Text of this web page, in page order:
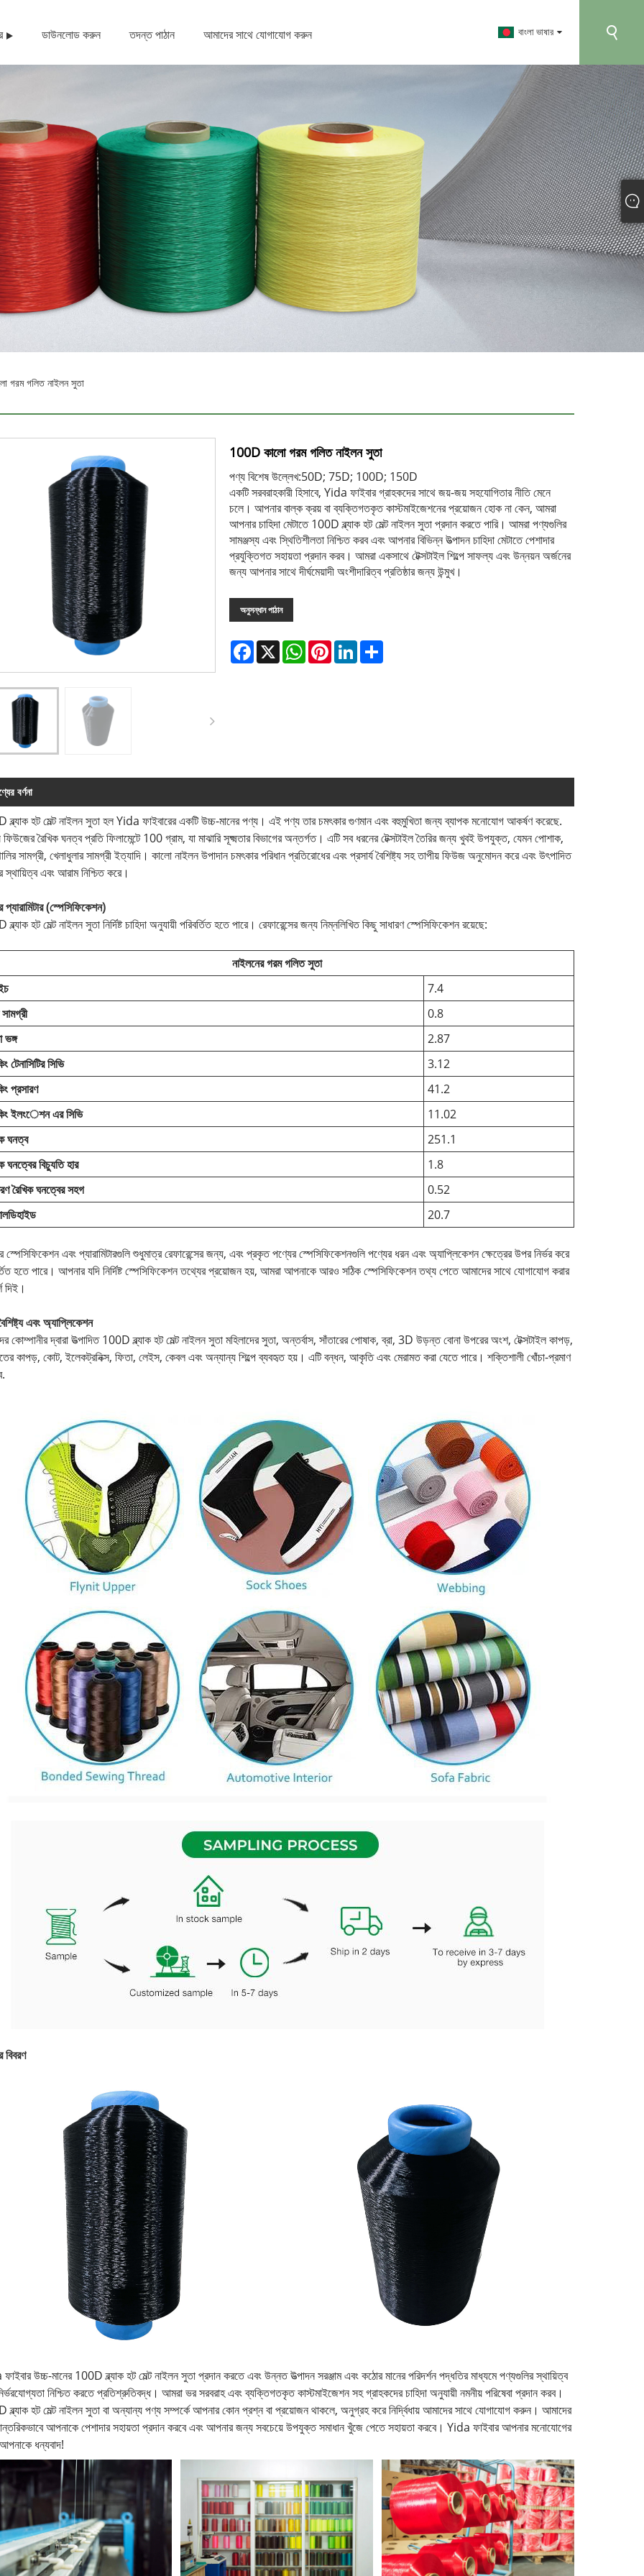
ডাউনলোড করুন তদন্ত পাঠান আমাদের সাথে যোগাযোগ করুন বাংলা ভাষার
গরম গলিত নাইলন সুতা
100D কালো গরম গলিত নাইলন সুতা
পণ্য বিশেষ উল্লেখ:50D; 75D; 100D; 150D
একটি সরবরাহকারী হিসাবে, Yida ফাইবার গ্রাহকদের সাথে জয়-জয় সহযোগিতার নীতি মেনে
চলে। আপনার বাল্ক ক্রয় বা ব্যক্তিগতকৃত কাস্টমাইজেশনের প্রয়োজন হোক না কেন, আমরা
আপনার চাহিদা মেটাতে 100D ব্ল্যাক হট মেল্ট নাইলন সুতা প্রদান করতে পারি। আমরা পণ্যগুলির
সামঞ্জস্য এবং স্থিতিশীলতা নিশ্চিত করব এবং আপনার বিভিন্ন উত্পাদন চাহিদা মেটাতে পেশাদার
প্রযুক্তিগত সহায়তা প্রদান করব। আমরা একসাথে টেক্সটাইল শিল্পে সাফল্য এবং উন্নয়ন অর্জনের
জন্য আপনার সাথে দীর্ঘমেয়াদী অংশীদারিত্ব প্রতিষ্ঠার জন্য উন্মুখ।
অনুসন্ধান পাঠান
Facebook
X WhatsAppPinterestLinkedInShare
বর্ণনা
ব্ল্যাক হট মেল্ট নাইলন সুতা হল Yida ফাইবারের একটি উচ্চ-মানের পণ্য। এই পণ্য তার চমৎকার গুণমান এবং বহুমুখিতা জন্য ব্যাপক মনোযোগ আকর্ষণ করেছে.
ফিউজের রৈখিক ঘনত্ব প্রতি ফিলামেন্টে 100 গ্রাম, যা মাঝারি সূক্ষ্মতার বিভাগের অন্তর্গত। এটি সব ধরনের টেক্সটাইল তৈরির জন্য খুবই উপযুক্ত, যেমন পোশাক,
সামগ্রী, খেলাধুলার সামগ্রী ইত্যাদি। কালো নাইলন উপাদান চমৎকার পরিধান প্রতিরোধের এবং প্রসার্য বৈশিষ্ট্য সহ তাপীয় ফিউজ অনুমোদন করে এবং উৎপাদিত
স্থায়িত্ব এবং আরাম নিশ্চিত করে।
প্যারামিটার (স্পেসিফিকেশন)
হট মেল্ট নাইলন সুতা নির্দিষ্ট চাহিদা অনুযায়ী পরিবর্তিত হতে পারে। রেফারেন্সের জন্য নিম্নলিখিত কিছু সাধারণ স্পেসিফিকেশন রয়েছে:
নাইলনের গরম গলিত সুতা
7.4
0.8
ভঙ্গ
2.87
টেনাসিটির সিভি
3.12
প্রসারণ
41.2
ইলংেশন এর সিভি
11.02
ঘনত্ব
251.1
ঘনত্বের বিচ্যুতি হার
1.8
রৈখিক ঘনত্বের সহগ
0.52
20.7
স্পেসিফিকেশন এবং প্যারামিটারগুলি শুধুমাত্র রেফারেন্সের জন্য, এবং প্রকৃত পণ্যের স্পেসিফিকেশনগুলি পণ্যের ধরন এবং অ্যাপ্লিকেশন ক্ষেত্রের উপর নির্ভর করে
হতে পারে। আপনার যদি নির্দিষ্ট স্পেসিফিকেশন তথ্যের প্রয়োজন হয়, আমরা আপনাকে আরও সঠিক স্পেসিফিকেশন তথ্য পেতে আমাদের সাথে যোগাযোগ করার
দিই।
এবং অ্যাপ্লিকেশন
কোম্পানীর দ্বারা উত্পাদিত 100D ব্ল্যাক হট মেল্ট নাইলন সুতা মহিলাদের সুতা, অন্তর্বাস, সাঁতারের পোষাক, ব্রা, 3D উড়ন্ত বোনা উপরের অংশ, টেক্সটাইল কাপড়,
কাপড়, কোট, ইলেকট্রনিক্স, ফিতা, লেইস, কেবল এবং অন্যান্য শিল্পে ব্যবহৃত হয়। এটি বন্ধন, আকৃতি এবং মেরামত করা যেতে পারে। শক্তিশালী খোঁচা-প্রমাণ
বিবরণ
উচ্চ-মানের 100D ব্ল্যাক হট মেল্ট নাইলন সুতা প্রদান করতে এবং উন্নত উত্পাদন সরঞ্জাম এবং কঠোর মানের পরিদর্শন পদ্ধতির মাধ্যমে পণ্যগুলির স্থায়িত্ব
নিশ্চিত করতে প্রতিশ্রুতিবদ্ধ। আমরা ভর সরবরাহ এবং ব্যক্তিগতকৃত কাস্টমাইজেশন সহ গ্রাহকদের চাহিদা অনুযায়ী নমনীয় পরিষেবা প্রদান করব।
ব্ল্যাক হট মেল্ট নাইলন সুতা বা অন্যান্য পণ্য সম্পর্কে আপনার কোন প্রশ্ন বা প্রয়োজন থাকলে, অনুগ্রহ করে নির্দ্বিধায় আমাদের সাথে যোগাযোগ করুন। আমাদের
আপনাকে পেশাদার সহায়তা প্রদান করবে এবং আপনার জন্য সবচেয়ে উপযুক্ত সমাধান খুঁজে পেতে সহায়তা করবে। Yida ফাইবার আপনার মনোযোগের
ধন্যবাদ!